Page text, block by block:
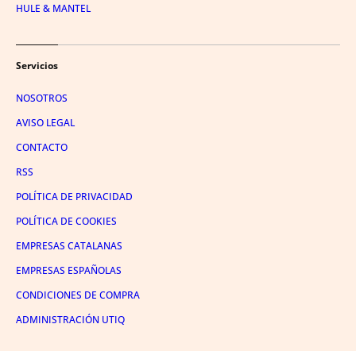
HULE & MANTEL
Servicios
NOSOTROS
AVISO LEGAL
CONTACTO
RSS
POLÍTICA DE PRIVACIDAD
POLÍTICA DE COOKIES
EMPRESAS CATALANAS
EMPRESAS ESPAÑOLAS
CONDICIONES DE COMPRA
ADMINISTRACIÓN UTIQ